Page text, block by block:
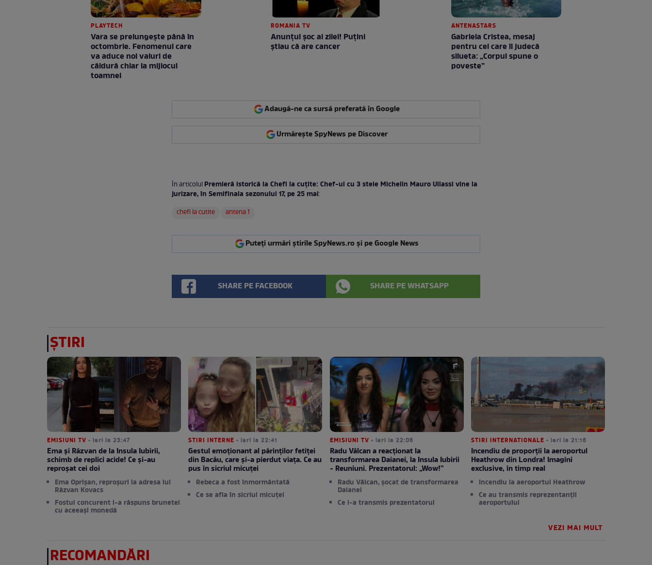
PLAYTECH
Vara se prelungeşte până în
octombrie. Fenomenul care
va aduce noi valuri de
căldură chiar la mijlocul
toamnei
ROMANIA TV
Anunţul şoc al zilei! Puţini
ştiau că are cancer
ANTENASTARS
Gabriela Cristea, mesaj
pentru cei care îi judecă
silueta: „Corpul spune o
poveste”
Adaugă-ne ca sursă preferată în Google
Urmărește SpyNews pe Discover
În articolulPremieră istorică la Chefi la cuțite: Chef-ul cu 3 stele Michelin Mauro Uliassi vine la
jurizare, în Semifinala sezonului 17, pe 25 mai:
chefi la cutite
antena 1
Puteți urmări știrile SpyNews.ro și pe Google News
SHARE PE FACEBOOK SHARE PE WHATSAPP
ȘTIRI
EMISIUNI TV • ieri la 23:47
Ema și Răzvan de la Insula Iubirii,
schimb de replici acide! Ce și-au
reproșat cei doi
Ema Oprișan, reproșuri la adresa lui
Răzvan Kovacs
Fostul concurent i-a răspuns brunetei
cu aceeași monedă
STIRI INTERNE • ieri la 22:41
Gestul emoționant al părinților fetiței
din Bacău, care și-a pierdut viața. Ce au
pus în sicriul micuței
Rebeca a fost înmormântată
Ce se afla în sicriul micuței
EMISIUNI TV • ieri la 22:06
Radu Vâlcan a reacționat la
transformarea Daianei, la Insula Iubirii
- Reuniuni. Prezentatorul: „Wow!”
Radu Vâlcan, șocat de transformarea
Daianei
Ce i-a transmis prezentatorul
STIRI INTERNATIONALE • ieri la 21:16
Incendiu de proporții la aeroportul
Heathrow din Londra! Imagini
exclusive, în timp real
Incendiu la aeroportul Heathrow
Ce au transmis reprezentanții
aeroportului
VEZI MAI MULT
RECOMANDĂRI